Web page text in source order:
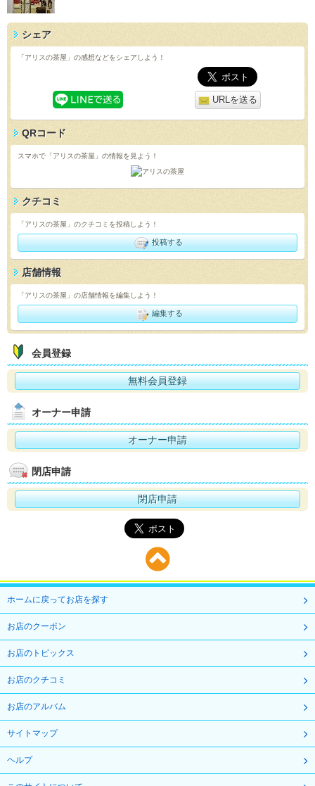
シェア
「アリスの茶屋」の感想などをシェアしよう！
URLを送る
QRコード
スマホで「アリスの茶屋」の情報を見よう！
クチコミ
「アリスの茶屋」のクチコミを投稿しよう！
投稿する
店舗情報
「アリスの茶屋」の店舗情報を編集しよう！
編集する
会員登録
無料会員登録
オーナー申請
オーナー申請
閉店申請
閉店申請
ホームに戻ってお店を探す
お店のクーポン
お店のトピックス
お店のクチコミ
お店のアルバム
サイトマップ
ヘルプ